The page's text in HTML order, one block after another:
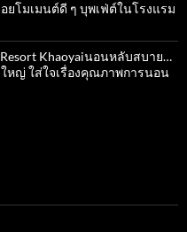
ยโมเมนต์ดี ๆ บุพเฟ่ต์ในโรงแรม
Khaoyaiนอนหลับสบาย…
หญ่ ใส่ใจเรื่องคุณภาพการนอน